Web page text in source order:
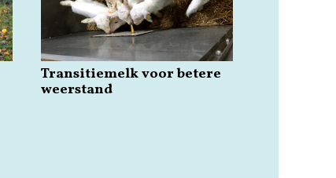
Transitiemelk voor betere
weerstand